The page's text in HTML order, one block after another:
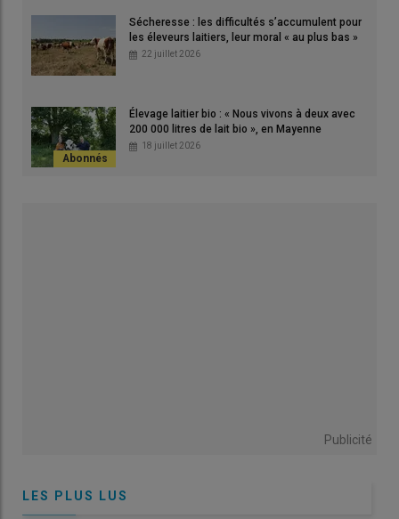
Sécheresse : les difficultés s’accumulent pour
les éleveurs laitiers, leur moral « au plus bas »
22 juillet 2026
Élevage laitier bio : « Nous vivons à deux avec
200 000 litres de lait bio », en Mayenne
18 juillet 2026
Publicité
LES PLUS LUS